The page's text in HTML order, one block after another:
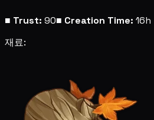
■ Trust: 90■ Creation Time: 16h
재료: